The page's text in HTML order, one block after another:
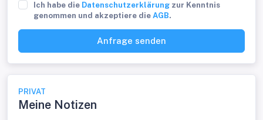
Ich habe die Datenschutzerklärung zur Kenntnis
genommen und akzeptiere die AGB.
Anfrage senden
PRIVAT
Meine Notizen